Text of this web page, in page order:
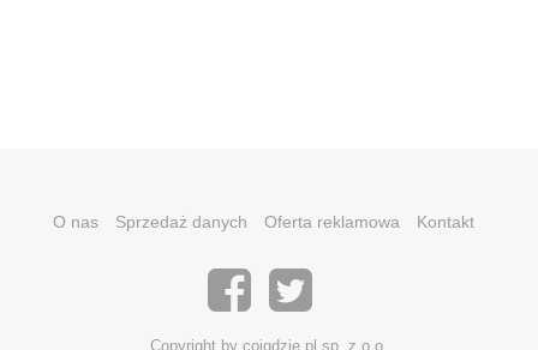
O nas Sprzedaż danych Oferta reklamowa Kontakt
Copyright by coigdzie.pl sp. z o.o.